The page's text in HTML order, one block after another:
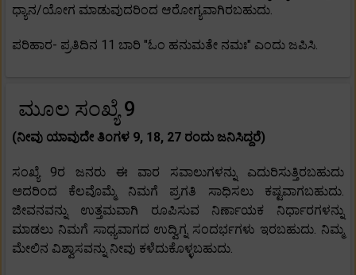
ಧ್ಯಾನ/ಯೋಗ ಮಾಡುವುದರಿಂದ ಆರೋಗ್ಯವಾಗಿರಬಹುದು.
ಪರಿಹಾರ- ಪ್ರತಿದಿನ 11 ಬಾರಿ "ಓಂ ಹನುಮತೇ ನಮಃ" ಎಂದು ಜಪಿಸಿ.
ಮೂಲ ಸಂಖ್ಯೆ 9
(ನೀವು ಯಾವುದೇ ತಿಂಗಳ 9, 18, 27 ರಂದು ಜನಿಸಿದ್ದರೆ)
ಸಂಖ್ಯೆ 9ರ ಜನರು ಈ ವಾರ ಸವಾಲುಗಳನ್ನು ಎದುರಿಸುತ್ತಿರಬಹುದು
ಅದರಿಂದ ಕೆಲವೊಮ್ಮೆ ನಿಮಗೆ ಪ್ರಗತಿ ಸಾಧಿಸಲು ಕಷ್ಟವಾಗಬಹುದು.
ಜೀವನವನ್ನು ಉತ್ತಮವಾಗಿ ರೂಪಿಸುವ ನಿರ್ಣಾಯಕ ನಿರ್ಧಾರಗಳನ್ನು
ಮಾಡಲು ನಿಮಗೆ ಸಾಧ್ಯವಾಗದ ಉದ್ವಿಗ್ನ ಸಂದರ್ಭಗಳು ಇರಬಹುದು. ನಿಮ್ಮ
ಮೇಲಿನ ವಿಶ್ವಾಸವನ್ನು ನೀವು ಕಳೆದುಕೊಳ್ಳಬಹುದು.